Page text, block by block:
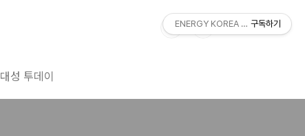
대성 투데이
ENERGY KOREA With DAESUNG
구독하기